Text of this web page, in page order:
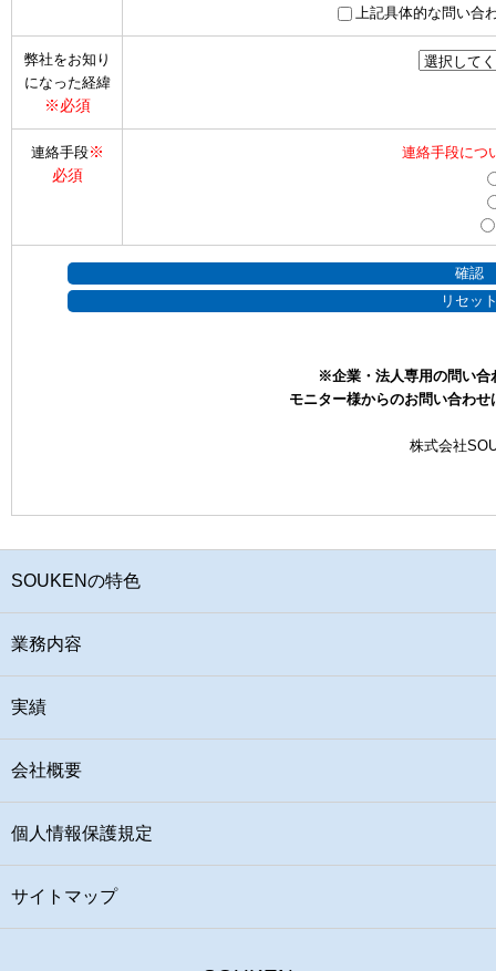
上記具体的な問い合
弊社をお知り
になった経緯
※必須
連絡手段※
必須
連絡手段につ
※企業・法人専用の問い合
モニター様からのお問い合わせ
株式会社
SOUKENの特色
業務内容
実績
会社概要
個人情報保護規定
サイトマップ